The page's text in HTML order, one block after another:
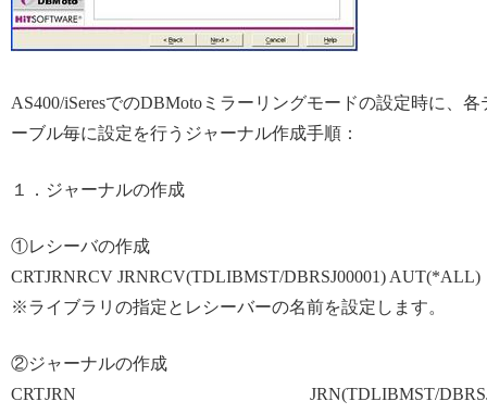
AS400/iSeresでのDBMotoミラーリングモードの設定時に、各
ーブル毎に設定を行うジャーナル作成手順：
１．ジャーナルの作成
①レシーバの作成
CRTJRNRCV JRNRCV(TDLIBMST/DBRSJ00001) AUT(*ALL)
※ライブラリの指定とレシーバーの名前を設定します。
②ジャーナルの作成
CRTJRN JRN(TDLIBMST/